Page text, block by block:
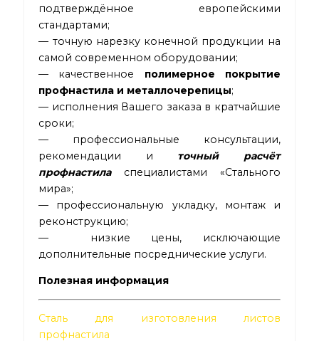
подтверждённое европейскими
стандартами;
— точную нарезку конечной продукции на
самой современном оборудовании;
— качественное полимерное покрытие
профнастила и металлочерепицы;
— исполнения Вашего заказа в кратчайшие
сроки;
— профессиональные консультации,
рекомендации и точный расчёт
профнастиласпециалистами «Стального
мира»;
— профессиональную укладку, монтаж и
реконструкцию;
— низкие цены, исключающие
дополнительные посреднические услуги.
Полезная информация
Сталь для изготовления листов
профнастила